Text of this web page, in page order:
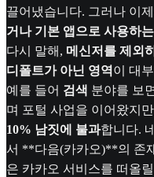
끌어냈습니다. 그러나 이
거나 기본 앱으로 사용하
다시 말해, 메신저를 제외
디폴트가 아닌 영역이 대
예를 들어 검색 분야를 보
며 포털 사업을 이어왔지만
10% 남짓에 불과합니다.
서 **다음(카카오)**의 존
은 카카오 서비스를 떠올